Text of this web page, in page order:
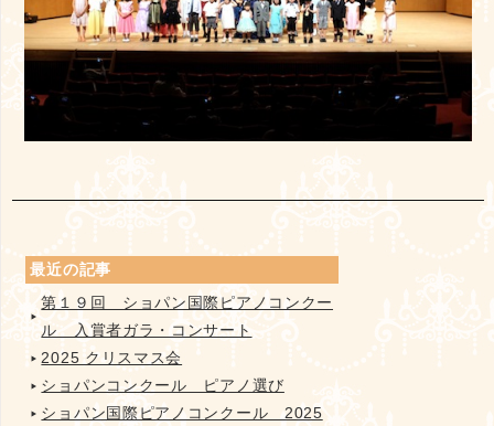
最近の記事
第１９回 ショパン国際ピアノコンクー
ル 入賞者ガラ・コンサート
2025 クリスマス会
ショパンコンクール ピアノ選び
ショパン国際ピアノコンクール 2025